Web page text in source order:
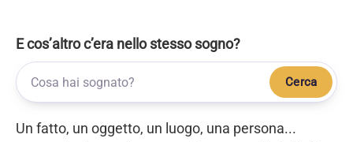
E cos’altro c’era nello stesso sogno?
Cerca
Un fatto, un oggetto, un luogo, una persona...